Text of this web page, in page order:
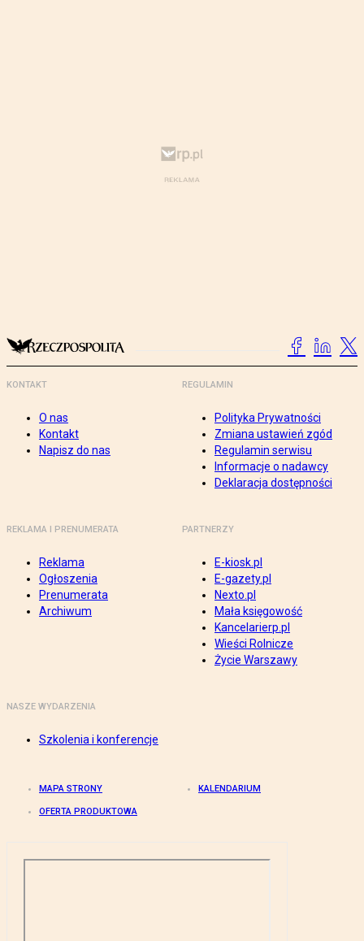
KONTAKT
O nas
Kontakt
Napisz do nas
REGULAMIN
Polityka Prywatności
Zmiana ustawień zgód
Regulamin serwisu
Informacje o nadawcy
Deklaracja dostępności
REKLAMA I PRENUMERATA
Reklama
Ogłoszenia
Prenumerata
Archiwum
PARTNERZY
E-kiosk.pl
E-gazety.pl
Nexto.pl
Mała księgowość
Kancelarierp.pl
Wieści Rolnicze
Życie Warszawy
NASZE WYDARZENIA
Szkolenia i konferencje
MAPA STRONY KALENDARIUM
OFERTA PRODUKTOWA